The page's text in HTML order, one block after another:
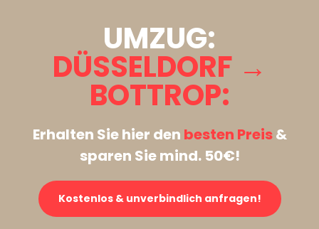
UMZUG:
DÜSSELDORF →
BOTTROP:
Erhalten Sie hier den besten Preis&
sparen Sie mind. 50€!
Kostenlos & unverbindlich anfragen!